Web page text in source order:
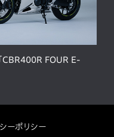
CBR400R FOUR E-
ーポリシー